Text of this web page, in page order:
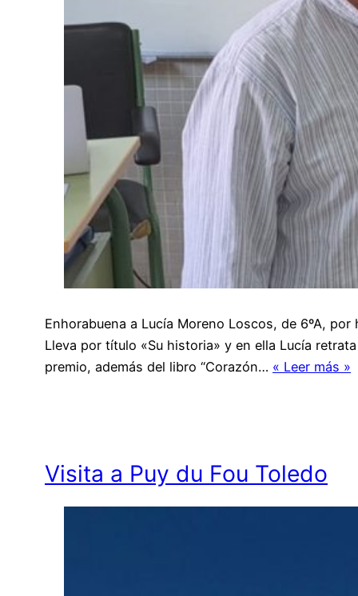
Enhorabuena a Lucía Moreno Loscos, de 6ºA,
Lleva por título «Su historia» y en ella Lucía
premio, además del libro “Corazón… « Leer más »
Visita a Puy du Fou Toledo